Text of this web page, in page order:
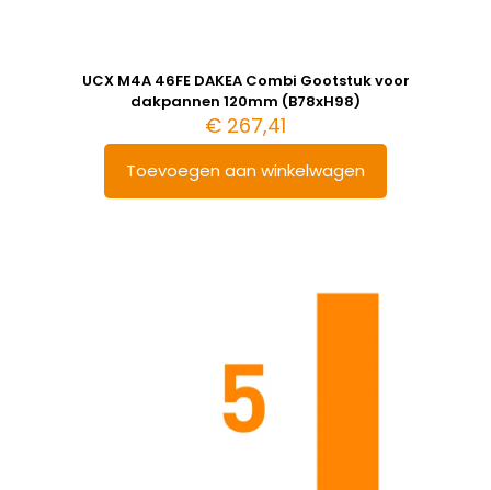
UCX M4A 46FE DAKEA Combi Gootstuk voor
dakpannen 120mm (B78xH98)
€ 267,41
Toevoegen aan winkelwagen